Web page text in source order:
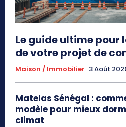
Le guide ultime pour
de votre projet de
Maison / Immobilier 3 Août
Matelas Sénégal :
modèle pour mieux
climat